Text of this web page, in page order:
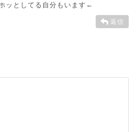
ッとしてる自分もいます←
返信